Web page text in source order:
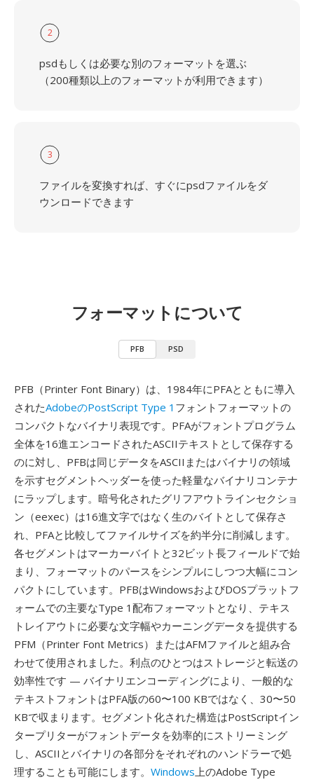
2
psdもしくは必要な別のフォーマットを選ぶ
（200種類以上のフォーマットが利用できます）
3
ファイルを変換すれば、すぐにpsdファイルをダ
ウンロードできます
フォーマットについて
PFB PSD
PFB（Printer Font Binary）は、1984年にPFAとともに導入
されたAdobeのPostScript Type 1 フォントフォーマットの
コンパクトなバイナリ表現です。PFAがフォントプログラム
全体を16進エンコードされたASCIIテキストとして保存する
のに対し、PFBは同じデータをASCIIまたはバイナリの領域
を示すセグメントヘッダーを使った軽量なバイナリコンテナ
にラップします。暗号化されたグリフアウトラインセクショ
ン（eexec）は16進文字ではなく生のバイトとして保存さ
れ、PFAと比較してファイルサイズを約半分に削減します。
各セグメントはマーカーバイトと32ビット長フィールドで始
まり、フォーマットのパースをシンプルにしつつ大幅にコン
パクトにしています。PFBはWindowsおよびDOSプラットフ
ォームでの主要なType 1配布フォーマットとなり、テキス
トレイアウトに必要な文字幅やカーニングデータを提供する
PFM（Printer Font Metrics）またはAFMファイルと組み合
わせて使用されました。利点のひとつはストレージと転送の
効率性です — バイナリエンコーディングにより、一般的な
テキストフォントはPFA版の60〜100 KBではなく、30〜50
KBで収まります。セグメント化された構造はPostScriptイン
タープリターがフォントデータを効率的にストリーミング
し、ASCIIとバイナリの各部分をそれぞれのハンドラーで処
理することも可能にします。 Windows上のAdobe Type